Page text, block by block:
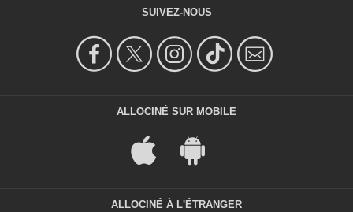
SUIVEZ-NOUS
ALLOCINÉ SUR MOBILE
ALLOCINÉ À L'ÉTRANGER